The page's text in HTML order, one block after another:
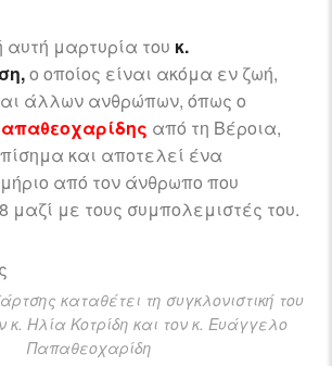
μαρτυρία του κ.
ο οποίος είναι ακόμα εν ζωή,
άλλων ανθρώπων, όπως ο
από τη Βέροια,
και αποτελεί ένα
από τον άνθρωπο που
μαζί με τους συμπολεμιστές του.
καταθέτει τη συγκλονιστική του
κ. Ηλία Κοτρίδη και τον κ. Ευάγγελο
Παπαθεοχαρίδη